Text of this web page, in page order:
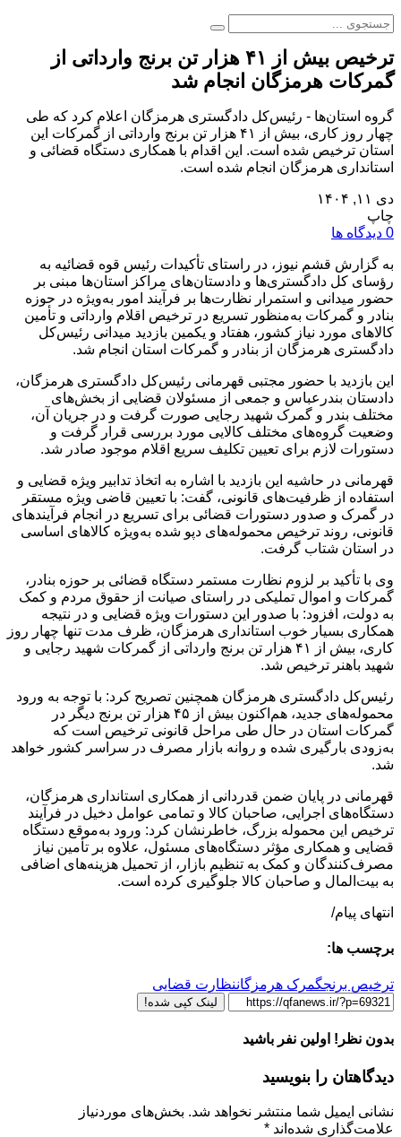
ترخیص بیش از ۴۱ هزار تن برنج وارداتی از
گمرکات هرمزگان انجام شد
گروه استان‌ها - رئیس‌کل دادگستری هرمزگان اعلام کرد که طی
چهار روز کاری، بیش از ۴۱ هزار تن برنج وارداتی از گمرکات این
استان ترخیص شده است. این اقدام با همکاری دستگاه قضائی و
استانداری هرمزگان انجام شده است.
دی ۱۱, ۱۴۰۴
چاپ
0 دیدگاه ها
به گزارش قشم نیوز، در راستای تأکیدات رئیس قوه قضائیه به
رؤسای کل دادگستری‌ها و دادستان‌های مراکز استان‌ها مبنی بر
حضور میدانی و استمرار نظارت‌ها بر فرآیند امور به‌ویژه در حوزه
بنادر و گمرکات به‌منظور تسریع در ترخیص اقلام وارداتی و تأمین
کالا‌های مورد نیاز کشور، هفتاد و یکمین بازدید میدانی رئیس‌کل
دادگستری هرمزگان از بنادر و گمرکات استان انجام شد.
این بازدید با حضور مجتبی قهرمانی رئیس‌کل دادگستری هرمزگان،
دادستان بندرعباس و جمعی از مسئولان قضایی از بخش‌های
مختلف بندر و گمرک شهید رجایی صورت گرفت و در جریان آن،
وضعیت گروه‌های مختلف کالایی مورد بررسی قرار گرفت و
دستورات لازم برای تعیین تکلیف سریع اقلام موجود صادر شد.
قهرمانی در حاشیه این بازدید با اشاره به اتخاذ تدابیر ویژه قضایی و
استفاده از ظرفیت‌های قانونی، گفت: با تعیین قاضی ویژه مستقر
در گمرک و صدور دستورات قضائی برای تسریع در انجام فرآیند‌های
قانونی، روند ترخیص محموله‌های دپو شده به‌ویژه کالا‌های اساسی
در استان شتاب گرفت.
وی با تأکید بر لزوم نظارت مستمر دستگاه قضائی بر حوزه بنادر،
گمرکات و اموال تملیکی در راستای صیانت از حقوق مردم و کمک
به دولت، افزود: با صدور این دستورات ویژه قضایی و در نتیجه
همکاری بسیار خوب استانداری هرمزگان، ظرف مدت تنها چهار روز
کاری، بیش از ۴۱ هزار تن برنج وارداتی از گمرکات شهید رجایی و
شهید باهنر ترخیص شد.
رئیس‌کل دادگستری هرمزگان همچنین تصریح کرد: با توجه به ورود
محموله‌های جدید، هم‌اکنون بیش از ۴۵ هزار تن برنج دیگر در
گمرکات استان در حال طی مراحل قانونی ترخیص است که
به‌زودی بارگیری شده و روانه بازار مصرف در سراسر کشور خواهد
شد.
قهرمانی در پایان ضمن قدردانی از همکاری استانداری هرمزگان،
دستگاه‌های اجرایی، صاحبان کالا و تمامی عوامل دخیل در فرآیند
ترخیص این محموله بزرگ، خاطرنشان کرد: ورود به‌موقع دستگاه
قضایی و همکاری مؤثر دستگاه‌های مسئول، علاوه بر تأمین نیاز
مصرف‌کنندگان و کمک به تنظیم بازار، از تحمیل هزینه‌های اضافی
به بیت‌المال و صاحبان کالا جلوگیری کرده است.
انتهای پیام/
برچسب ها:
ترخیص برنجگمرک هرمزگاننظارت قضایی
لینک کپی شده!
بدون نظر! اولین نفر باشید
دیدگاهتان را بنویسید
نشانی ایمیل شما منتشر نخواهد شد. بخش‌های موردنیاز
علامت‌گذاری شده‌اند *